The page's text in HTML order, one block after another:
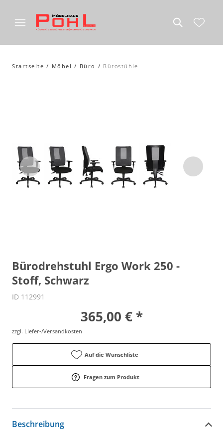
Startseite Möbel Büro Bürostühle
Bürodrehstuhl Ergo Work 250 -
Stoff, Schwarz
ID 112991
365,00 € *
zzgl. Liefer-/Versandkosten
Auf die Wunschliste
Fragen zum Produkt
Beschreibung